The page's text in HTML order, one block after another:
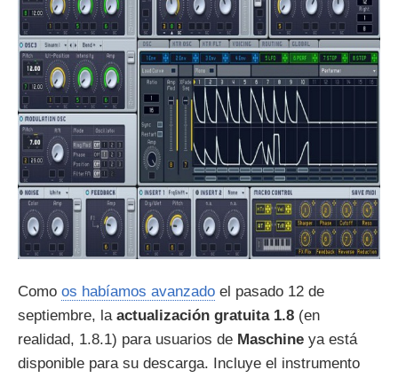
Como os habíamos avanzado el pasado 12 de
septiembre, la actualización gratuita 1.8 (en
realidad, 1.8.1) para usuarios de Maschine ya está
disponible para su descarga. Incluye el instrumento